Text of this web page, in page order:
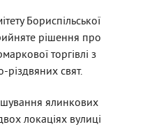
Бориспільської
рішення про
торгівлі з
свят.
ялинкових
локаціях вулиці